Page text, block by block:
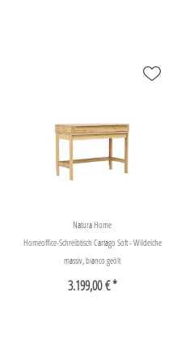
Natura Home
Homeoffice-Schreibtisch Cartago Soft - Wildeiche
massiv, bianco geölt
3.199,00 € *